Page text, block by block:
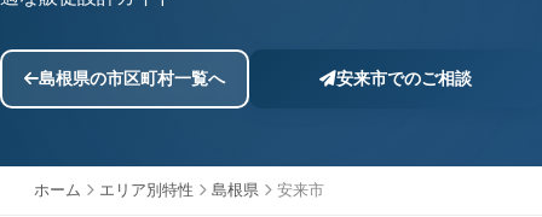
島根県の市区町村一覧へ 安来市でのご相談
ホーム エリア別特性 島根県 安来市